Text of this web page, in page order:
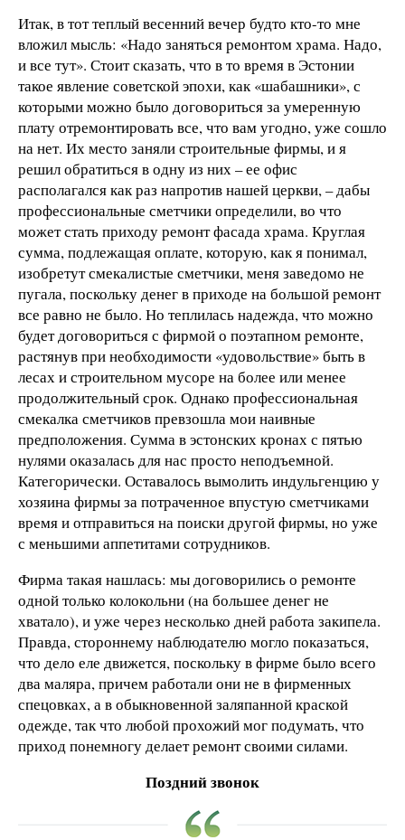
Итак, в тот теплый весенний вечер будто кто-то мне
вложил мысль: «Надо заняться ремонтом храма. Надо,
и все тут». Стоит сказать, что в то время в Эстонии
такое явление советской эпохи, как «шабашники», с
которыми можно было договориться за умеренную
плату отремонтировать все, что вам угодно, уже сошло
на нет. Их место заняли строительные фирмы, и я
решил обратиться в одну из них – ее офис
располагался как раз напротив нашей церкви, – дабы
профессиональные сметчики определили, во что
может стать приходу ремонт фасада храма. Круглая
сумма, подлежащая оплате, которую, как я понимал,
изобретут смекалистые сметчики, меня заведомо не
пугала, поскольку денег в приходе на большой ремонт
все равно не было. Но теплилась надежда, что можно
будет договориться с фирмой о поэтапном ремонте,
растянув при необходимости «удовольствие» быть в
лесах и строительном мусоре на более или менее
продолжительный срок. Однако профессиональная
смекалка сметчиков превзошла мои наивные
предположения. Сумма в эстонских кронах с пятью
нулями оказалась для нас просто неподъемной.
Категорически. Оставалось вымолить индульгенцию у
хозяина фирмы за потраченное впустую сметчиками
время и отправиться на поиски другой фирмы, но уже
с меньшими аппетитами сотрудников.
Фирма такая нашлась: мы договорились о ремонте
одной только колокольни (на большее денег не
хватало), и уже через несколько дней работа закипела.
Правда, стороннему наблюдателю могло показаться,
что дело еле движется, поскольку в фирме было всего
два маляра, причем работали они не в фирменных
спецовках, а в обыкновенной заляпанной краской
одежде, так что любой прохожий мог подумать, что
приход понемногу делает ремонт своими силами.
Поздний звонок